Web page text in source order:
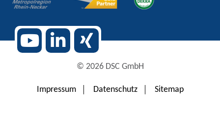
© 2026 DSC GmbH
Impressum Datenschutz Sitemap